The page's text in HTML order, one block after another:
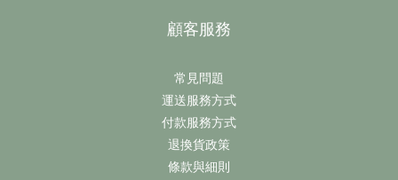
顧客服務
常見問題
運送服務方式
付款服務方式
退換貨政策
條款與細則